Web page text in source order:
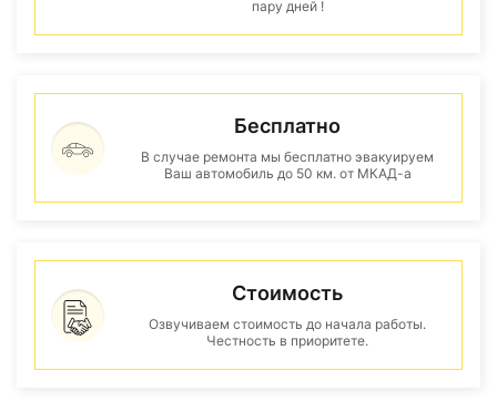
пару дней !
Бесплатно
В случае ремонта мы бесплатно эвакуируем
Ваш автомобиль до 50 км. от МКАД-а
Стоимость
Озвучиваем стоимость до начала работы.
Честность в приоритете.